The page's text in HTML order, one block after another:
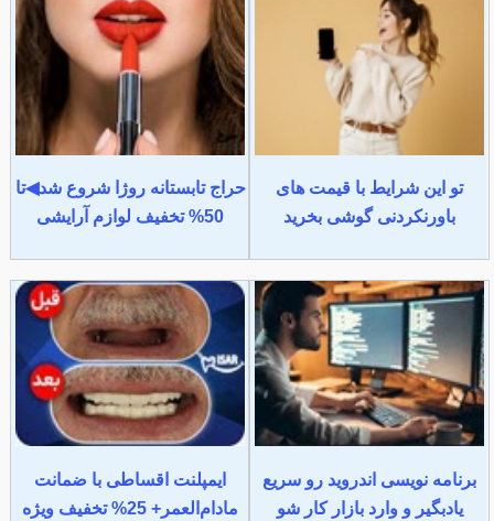
تو این شرایط با قیمت های
باورنکردنی گوشی بخرید
حراج تابستانه روژا شروع شد◀تا
50% تخفیف لوازم آرایشی
برنامه نویسی اندروید رو سریع
یادبگیر و وارد بازار کار شو
ایمپلنت اقساطی با ضمانت
مادام‌العمر+ 25% تخفیف ویژه